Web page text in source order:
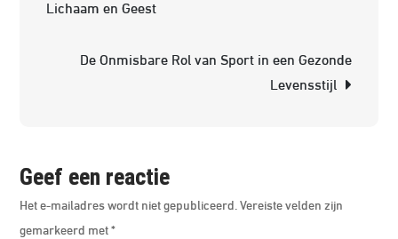
Lichaam en Geest
De Onmisbare Rol van Sport in een Gezonde
Levensstijl
Geef een reactie
Het e-mailadres wordt niet gepubliceerd. Vereiste velden zijn
gemarkeerd met*